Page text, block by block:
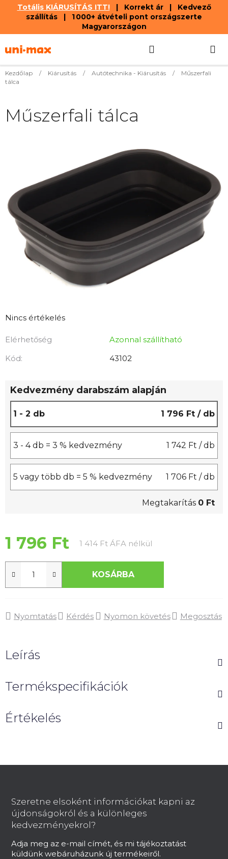
Totális KIÁRUSÍTÁS ITT!| Korrekt ár | Kedvező
szállítás | 1 000+ átvételi pont országszerte
Magyarországon
tartalomhoz
KOSÁR
Kezdőlap / Kiárusítás / Autótechnika - Kiárusítás /
Műszerfali
tálca
A
átlagos
értékelése
0,0
Nincs értékelés
Elérhetőség
Azonnal szállítható
Kód:
43102
Kedvezmény darabszám alapján
1 - 2 db 1 796 Ft / db
3 - 4 db = 3 % kedvezmény 1 742 Ft / db
5 vagy több db = 5 % kedvezmény 1 706 Ft / db
Megtakarítás 0 Ft
1 796 Ft 1 414 Ft ÁFA nélkül
KOSÁRBA
Nyomtatás Kérdés Nyomon követés Megosztás
Műszerfali tálca
Leírás
Termékspecifikációk
Értékelés
Szeretne elsoként információkat kapni az
újdonságokról és a különleges
kedvezményekrol?
Adja meg az e-mail címét, és mi tájékoztatást
küldünk webáruházunk új termékeiről.